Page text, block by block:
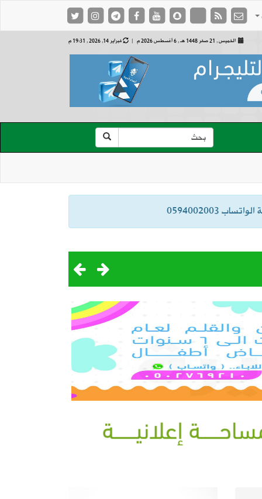
الخميس , 21 صفر 1448 هـ , 6 أغسطس 2026 م | فبراير 14, 2026 , 19:31 م